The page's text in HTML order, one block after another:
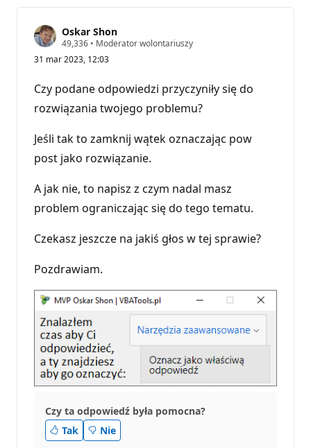
Oskar Shon
49,336 P
n
t
y
r
e
u
t
a
i
• Moderator wolontariuszy
31 mar 2023, 12:03
Czy podane odpowiedzi przyczyniły się do
rozwiązania twojego problemu?
Jeśli tak to zamknij wątek oznaczając pow
post jako rozwiązanie.
A jak nie, to napisz z czym nadal masz
problem ograniczając się do tego tematu.
Czekasz jeszcze na jakiś głos w tej sprawie?
Pozdrawiam.
Czy ta odpowiedź była pomocna?
Tak
Nie